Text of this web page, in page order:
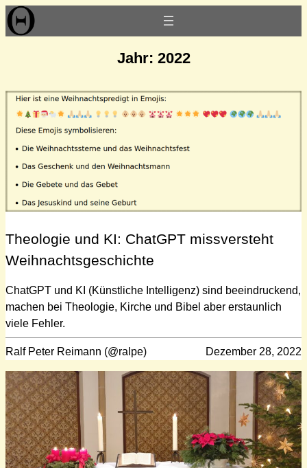
Zum
Inhalt
Jahr: 2022
Theologie und KI: ChatGPT missversteht
Weihnachtsgeschichte
ChatGPT und KI (Künstliche Intelligenz) sind beeindruckend,
machen bei Theologie, Kirche und Bibel aber erstaunlich
viele Fehler.
Ralf Peter Reimann (@ralpe) Dezember 28, 2022